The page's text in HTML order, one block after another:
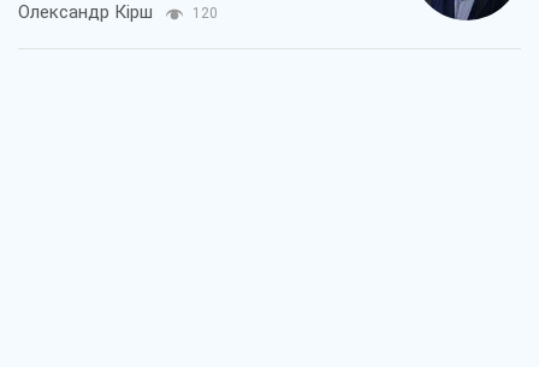
Олександр Кірш 120